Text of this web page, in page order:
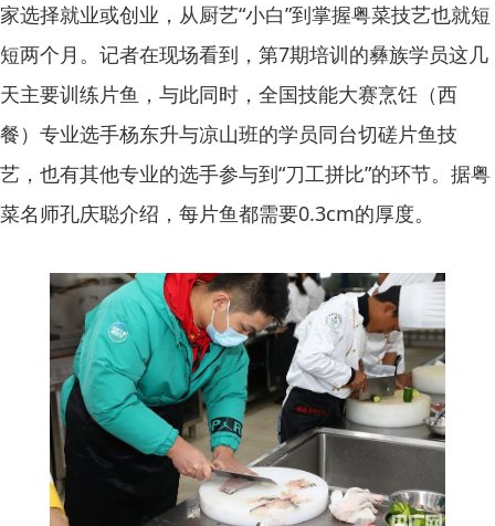
家选择就业或创业，从厨艺“小白”到掌握粤菜技艺也就短
短两个月。记者在现场看到，第7期培训的彝族学员这几
天主要训练片鱼，与此同时，全国技能大赛烹饪（西
餐）专业选手杨东升与凉山班的学员同台切磋片鱼技
艺，也有其他专业的选手参与到“刀工拼比”的环节。据粤
菜名师孔庆聪介绍，每片鱼都需要0.3cm的厚度。